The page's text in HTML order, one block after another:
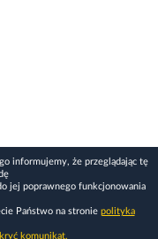
informujemy, że przeglądając tę
jej poprawnego funkcjonowania
Państwo na stronie polityka
komunikat.